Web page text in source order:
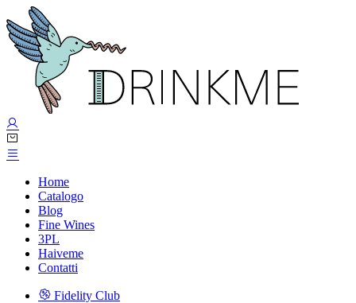
Home
Catalogo
Blog
Fine Wines
3PL
Haiveme
Contatti
Fidelity Club